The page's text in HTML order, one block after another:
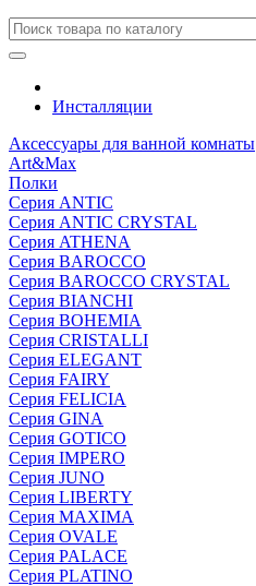
Инсталляции
Аксессуары для ванной комнаты
Art&Max
Полки
Серия ANTIC
Серия ANTIC CRYSTAL
Серия ATHENA
Серия BAROCCO
Серия BAROCCO CRYSTAL
Серия BIANCHI
Серия BOHEMIA
Серия CRISTALLI
Серия ELEGANT
Серия FAIRY
Серия FELICIA
Серия GINA
Серия GOTICO
Серия IMPERO
Серия JUNO
Серия LIBERTY
Серия MAXIMA
Серия OVALE
Серия PALACE
Серия PLATINO